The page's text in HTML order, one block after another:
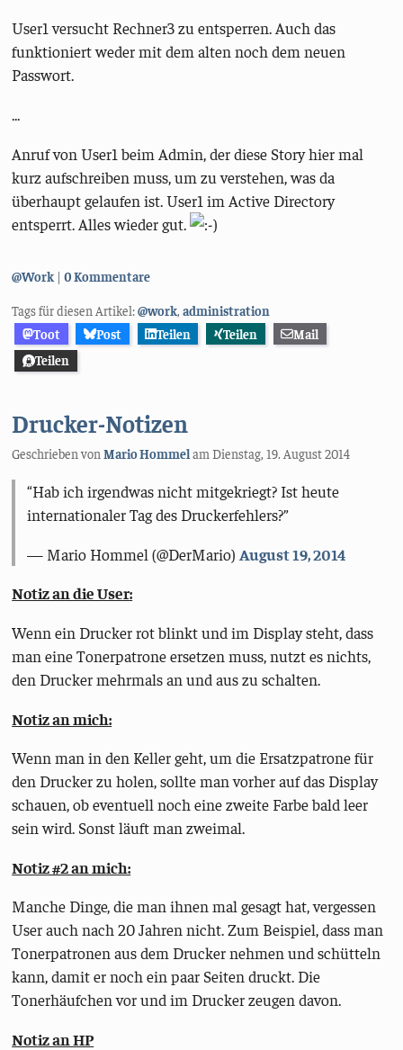
User1 versucht Rechner3 zu entsperren. Auch das
funktioniert weder mit dem alten noch dem neuen
Passwort.
...
Anruf von User1 beim Admin, der diese Story hier mal
kurz aufschreiben muss, um zu verstehen, was da
überhaupt gelaufen ist. User1 im Active Directory
entsperrt. Alles wieder gut.
Kategorien:
@Work 0 Kommentare
Tags für diesen Artikel:@work,administration
Toot
Post Teilen Teilen
Mail
Teilen
Drucker-Notizen
Geschrieben vonMario HommelamDienstag, 19. August 2014
Hab ich irgendwas nicht mitgekriegt? Ist heute
internationaler Tag des Druckerfehlers?
— Mario Hommel (@DerMario)August 19, 2014
Notiz an die User:
Wenn ein Drucker rot blinkt und im Display steht, dass
man eine Tonerpatrone ersetzen muss, nutzt es nichts,
den Drucker mehrmals an und aus zu schalten.
Notiz an mich:
Wenn man in den Keller geht, um die Ersatzpatrone für
den Drucker zu holen, sollte man vorher auf das Display
schauen, ob eventuell noch eine zweite Farbe bald leer
sein wird. Sonst läuft man zweimal.
Notiz #2 an mich:
Manche Dinge, die man ihnen mal gesagt hat, vergessen
User auch nach 20 Jahren nicht. Zum Beispiel, dass man
Tonerpatronen aus dem Drucker nehmen und schütteln
kann, damit er noch ein paar Seiten druckt. Die
Tonerhäufchen vor und im Drucker zeugen davon.
Notiz an HP